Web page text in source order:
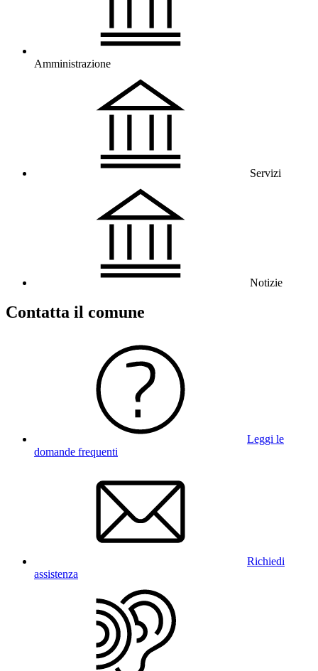
Amministrazione
Servizi
Notizie
Contatta il comune
Leggi le
domande frequenti
Richiedi
assistenza